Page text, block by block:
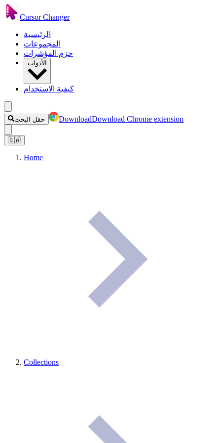
Cursor Changer
الرئيسية
المجموعات
حزم المؤشرات
الأدوات
كيفية الاستخدام
حقل البحث DownloadDownload Chrome extension
🇸🇦
Home
Collections